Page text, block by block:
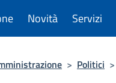
Novità Servizi
> Politici >